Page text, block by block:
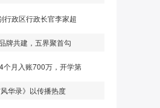
行政区行政长官李家超
牌共建，五界聚首勾
个月入账700万，开学第
华录》以传播热度